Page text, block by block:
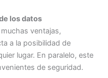
los datos
ventajas,
a la posibilidad de
lugar. En paralelo, este
de seguridad.